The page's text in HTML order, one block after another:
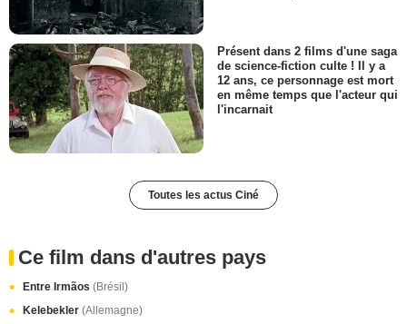
Présent dans 2 films d'une saga
de science-fiction culte ! Il y a
12 ans, ce personnage est mort
en même temps que l'acteur qui
l'incarnait
Toutes les actus Ciné
Ce film dans d'autres pays
Entre Irmãos (Brésil)
Kelebekler (Allemagne)